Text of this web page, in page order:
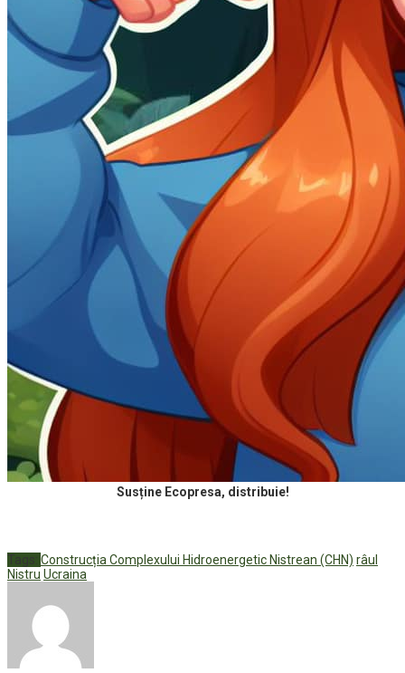
Susține Ecopresa, distribuie!
Tags: Construcția Complexului Hidroenergetic Nistrean (CHN) râul
Nistru Ucraina